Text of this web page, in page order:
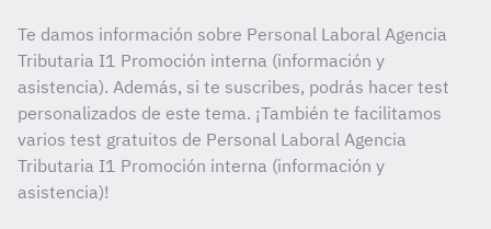
Te damos información sobre Personal Laboral Agencia
Tributaria I1 Promoción interna (información y
asistencia). Además, si te suscribes, podrás hacer test
personalizados de este tema. ¡También te facilitamos
varios test gratuitos de Personal Laboral Agencia
Tributaria I1 Promoción interna (información y
asistencia)!